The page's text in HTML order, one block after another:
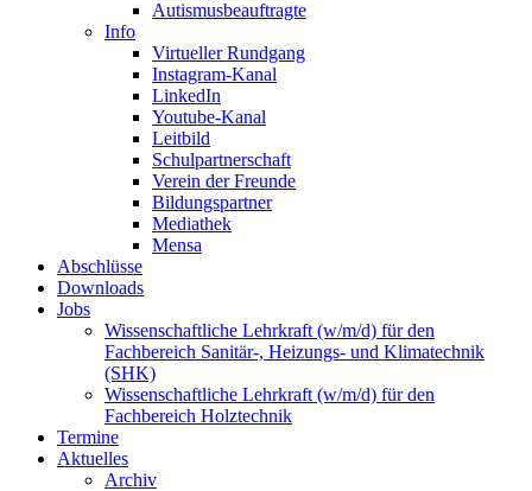
Autismusbeauftragte
Info
Virtueller Rundgang
Instagram-Kanal
LinkedIn
Youtube-Kanal
Leitbild
Schulpartnerschaft
Verein der Freunde
Bildungspartner
Mediathek
Mensa
Abschlüsse
Downloads
Jobs
Wissenschaftliche Lehrkraft (w/m/d) für den
Fachbereich Sanitär-, Heizungs- und Klimatechnik
(SHK)
Wissenschaftliche Lehrkraft (w/m/d) für den
Fachbereich Holztechnik
Termine
Aktuelles
Archiv